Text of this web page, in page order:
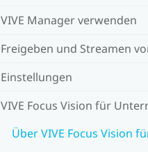
VIVE Manager verwenden
Freigeben und Streamen
Einstellungen
VIVE Focus Vision für
Über VIVE Focus Vision